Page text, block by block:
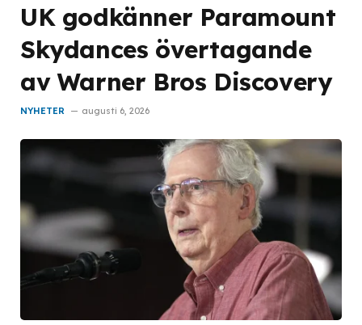
UK godkänner Paramount
Skydances övertagande
av Warner Bros Discovery
NYHETER augusti 6, 2026